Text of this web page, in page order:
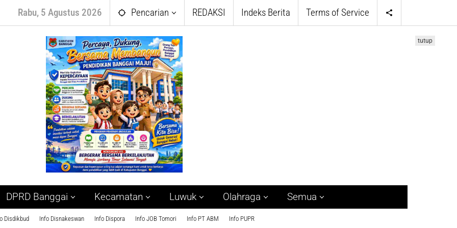
Rabu, 5 Agustus 2026 Pencarian REDAKSI Indeks Berita Terms of Service
DPRD Banggai Kecamatan Luwuk Olahraga Semua
Disdikbud Info Disnakeswan Info Dispora Info JOB Tomori Info PT ABM Info PUPR
tutup